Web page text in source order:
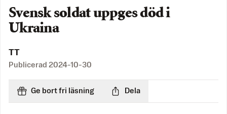
Svensk soldat uppges död i
Ukraina
TT
Publicerad 2024-10-30
Ge bort fri läsning Dela